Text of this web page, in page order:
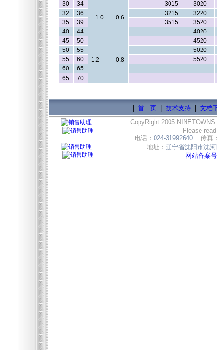
30
34
1.0
0.6
3015
3020
32
36 3215
3220
35
39 3515
3520
40
44
4020
45
50
1.2 0.8
4520
50
55
5020
55
60
5520
60
65
65
70
首 页| 技术支持| 文档
CopyRight 2005 NINETOWNS
Please
电话： 024-31992640 传真
地址： 辽宁省沈阳市沈
网站备案